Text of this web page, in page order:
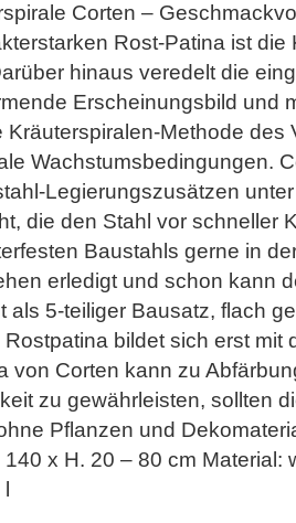
Corten –
Rost-Patina ist
hinaus veredelt die
Erscheinungsbild und
Kräuterspiralen-Methode des
Wachstumsbedingungen.
Legierungszusätzen
die den Stahl vor schneller
Baustahls gerne in
erledigt und schon kann
als 5-teiliger Bausatz, flach
bildet sich erst mit
von Corten kann zu
zu gewährleisten, sollten
Pflanzen und
x H. 20 – 80 cm Material: